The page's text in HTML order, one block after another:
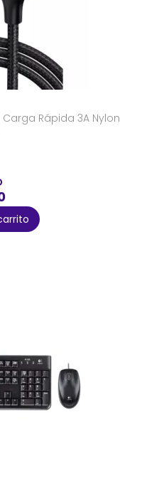
Carga Rápida 3A Nylon